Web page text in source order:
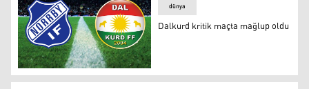
Dalkurd kritik maçta mağlup oldu
dünya
Dalkurd kritik maçta mağlup oldu